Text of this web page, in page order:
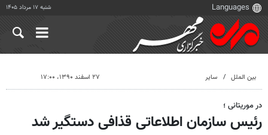
شنبه ۱۷ مرداد ۱۴۰۵
بین الملل سایر ۲۷ اسفند ۱۳۹۰، ۱۷:۰۰
در موریتانی ؛
رئیس سازمان اطلاعاتی قذافی دستگیر شد